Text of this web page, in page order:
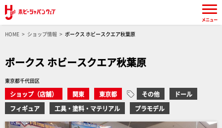
HOME ショップ情報 ボークス ホビースクエア秋葉原
ボークス ホビースクエア秋葉原
東京都千代田区
ショップ（店舗） 関東 東京都 その他
ドール
フィギュア
工具・塗料・マテリアル プラモデル
メニュー